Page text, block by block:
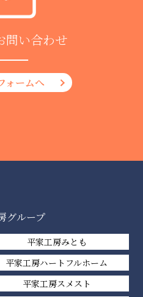
問い合わせ
ォームへ
グループ
平家工房みとも
平家工房ハートフルホーム
平家工房スメスト